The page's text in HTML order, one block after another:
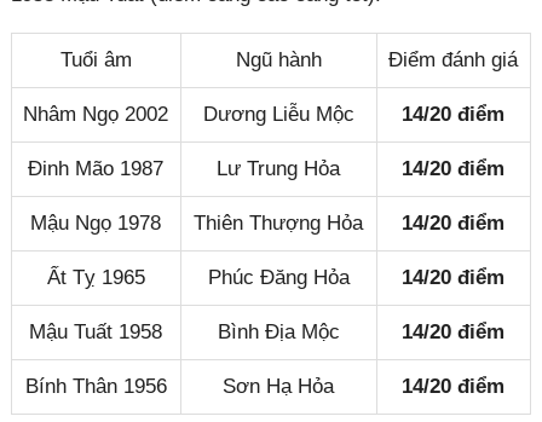
Tuổi âm Ngũ hành Điểm đánh giá
Nhâm Ngọ 2002 Dương Liễu Mộc 14/20 điểm
Đinh Mão 1987 Lư Trung Hỏa 14/20 điểm
Mậu Ngọ 1978 Thiên Thượng Hỏa 14/20 điểm
Ất Tỵ 1965 Phúc Đăng Hỏa 14/20 điểm
Mậu Tuất 1958 Bình Địa Mộc 14/20 điểm
Bính Thân 1956 Sơn Hạ Hỏa 14/20 điểm